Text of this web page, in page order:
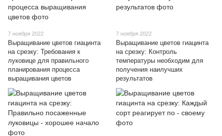
7 ноября 2022
Выращивание цветов гиацинта
на срезку: Требования к
луковице для правильного
планирования процесса
выращивания цветов
7 ноября 2022
Выращивание цветов гиацинта
на срезку: Контроль
температуры необходим для
получения наилучших
результатов